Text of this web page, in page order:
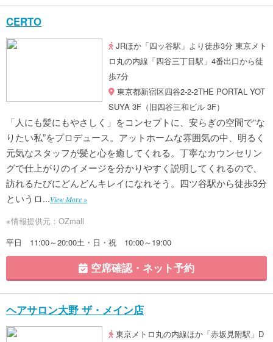
CERTO
JRほか「四ッ谷駅」より徒歩3分 東京メト
ロ丸の内線「四谷三丁目駅」4番出口から徒
歩7分
東京都新宿区四谷2-2-2THE PORTAL YOT
SUYA 3F（旧四谷三和ビル 3F）
「人にも髪にもやさしく」をコンセプトに、安らぎの空間で“な
りたい私”をプロデュース。アットホームな雰囲気の中、明るく
元気なスタッフが髪と心を癒してくれる。丁寧なカウンセリン
グで仕上がりのイメージを分かりやすく説明してくれるので、
訪れるたびにどんどんキレイになれそう。四ツ谷駅から徒歩3分
というロ...View More »
※情報提供元：OZmall
平日 11:00～20:00土・日・祝 10:00～19:00
空席確認・ネット予約
ヘアサロン大野 ザ・メイン店
東京メトロ丸の内線ほか「赤坂見附駅」D